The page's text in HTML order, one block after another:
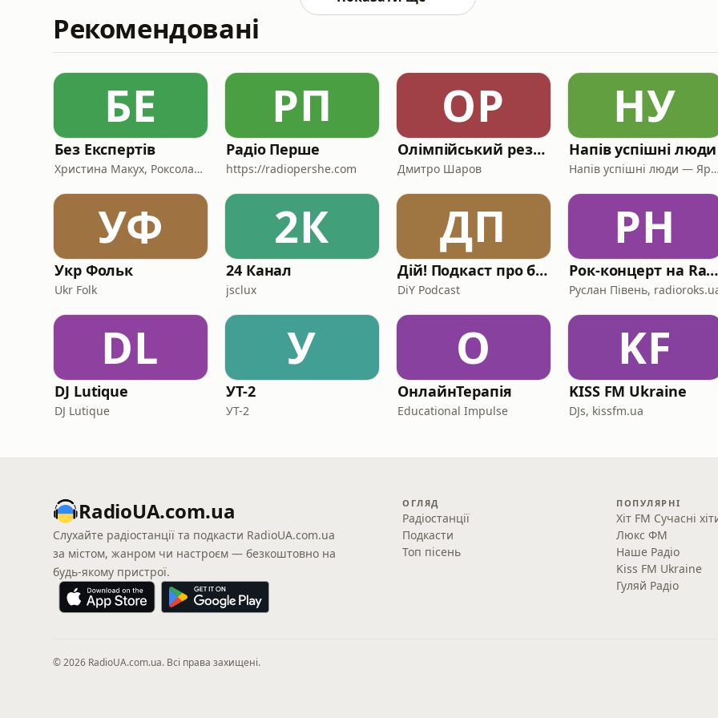
Рекомендовані
БЕ
Без Експертів
Христина Макух, Роксолана Кіт та Ярослав Борисюк
РП
Радіо Перше
https://radiopershe.com
ОР
Олімпійський резерв
Дмитро Шаров
НУ
Напів успішні люди
Напів успішні люди — Ярина Біла та Оксана Каленченко
УФ
Укр Фольк
Ukr Folk
2К
24 Канал
jsclux
ДП
Дій! Подкаст про бізнес.
DiY Podcast
РН
Рок-концерт на Radio ROKS
Руслан Півень,
DL
DJ Lutique
DJ Lutique
У
УТ-2
УТ-2
О
ОнлайнТерапія
Educational Impulse
KF
KISS FM Ukraine
DJs, kissfm.ua
RadioUA.com.ua
Слухайте радіостанції та подкасти RadioUA.com.ua
за містом, жанром чи настроєм — безкоштовно на
будь-якому пристрої.
ОГЛЯД
Радіостанції
Подкасти
Топ пісень
ПОПУЛЯРНІ
Хіт FM Сучасні
Люкс ФМ
Наше Радіо
Kiss FM Ukraine
Гуляй Радіо
© 2026 RadioUA.com.ua. Всі права захищені.